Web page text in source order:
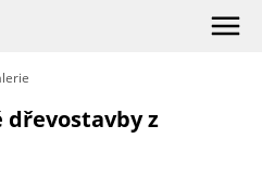
dřevostavby z